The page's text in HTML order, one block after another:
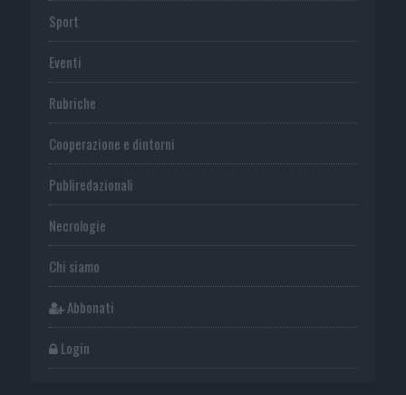
Sport
Eventi
Rubriche
Cooperazione e dintorni
Publiredazionali
Necrologie
Chi siamo
Abbonati
Login